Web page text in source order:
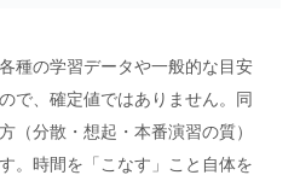
種の学習データや一般的な目安
で、確定値ではありません。同
（分散・想起・本番演習の質）
。時間を「こなす」こと自体を